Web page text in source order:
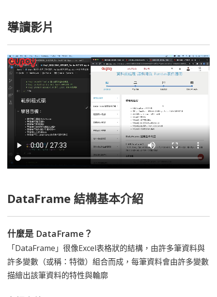
導讀影片
DataFrame 結構基本介紹
什麼是 DataFrame？
「DataFrame」很像Excel表格狀的結構，由許多筆資料與
許多變數（或稱：特徵）組合而成，每筆資料會由許多變數
描繪出該筆資料的特性與輪廓